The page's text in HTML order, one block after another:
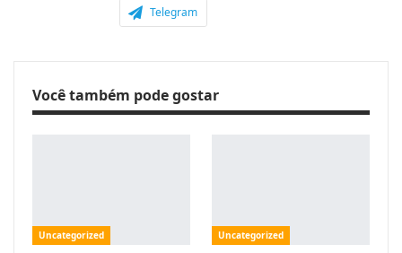
Telegram
Você também pode gostar
Uncategorized Uncategorized